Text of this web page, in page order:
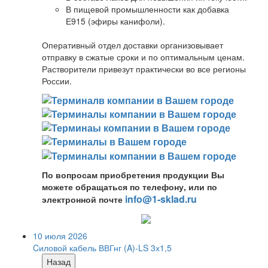
В пищевой промышленности как добавка
Е915 (эфиры канифоли).
Оперативный отдел доставки организовывает
отправку в сжатые сроки и по оптимальным ценам.
Растворители привезут практически во все регионы
России.
По вопросам приобретения продукции Вы
можете обращаться по телефону, или по
электронной почте info@1-sklad.ru
10 июля 2026
Cиловой кабель ВВГнг (A)-LS 3х1,5
Назад